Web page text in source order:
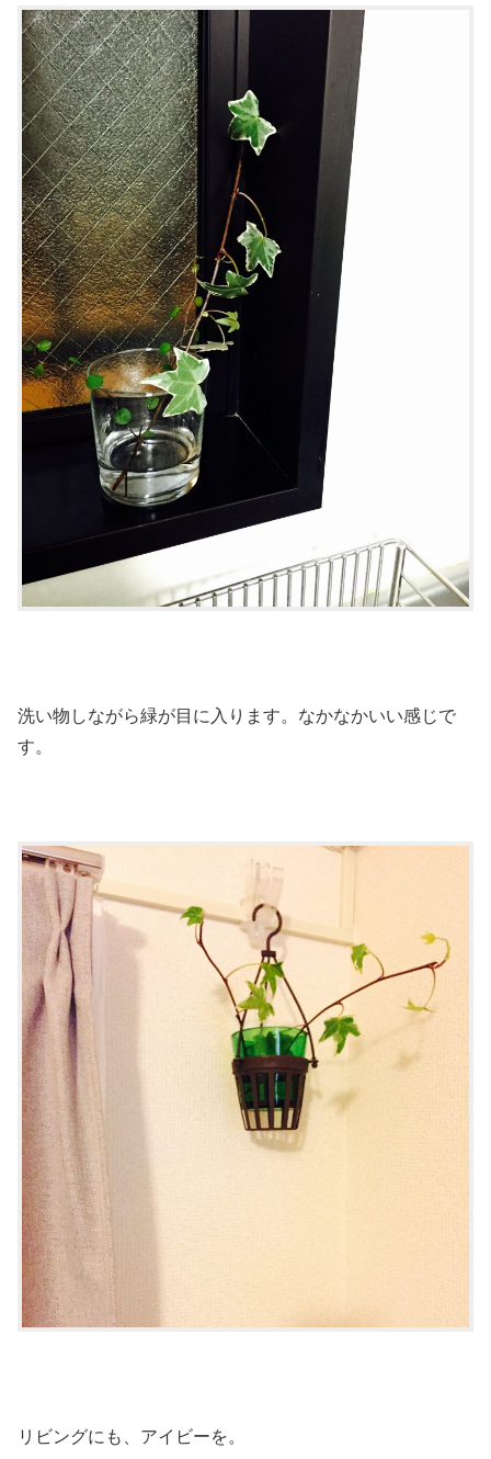
洗い物しながら緑が目に入ります。なかなかいい感じで
す。
リビングにも、アイビーを。